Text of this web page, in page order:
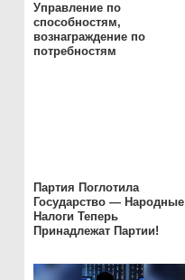
Управление по
способностям,
вознаграждение по
потребностям
Партия Поглотила
Государство — Народные
Налоги Теперь
Принадлежат Партии!